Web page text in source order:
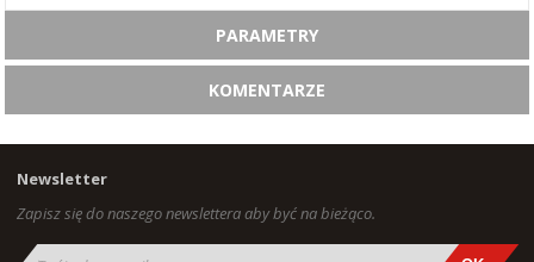
PARAMETRY
KOMENTARZE
Newsletter
Zapisz się do naszego newslettera aby być na bieżąco.